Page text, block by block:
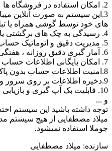
2. امکان استفاده در فروشگاه ها
3.این سیستم به صورت آنلاین
های خود توسط گوشی همراه یا
4. رسیدگی به چک های برگشتی یا پرداخت شده
5. مدیریت دقیق و اتوماتیک حساب خود (واریزی ها و پرداختی ها)
6. آمار گیری دقیق روزانه ، هفتگی ، ماهیانه ، سالیانه
7. امکان بایگانی اطلاعات حساب تا چندین سال و بدون محدودیت
8.امنیت اطلاعات حساب بدون پاک شدن و بدون دسترسی دیگران
9.دخیره اطلاعات بر روی سرور و با امنیت بالا
10. قابلیت بک آپ گیری و بازیابی اطلاعات
و ...
توجه داشته باشید این سیستم
میلاد مصطفایی از هیچ سیستم
جوملا استفاده نمیشود.
سازنده: میلاد مصطفایی